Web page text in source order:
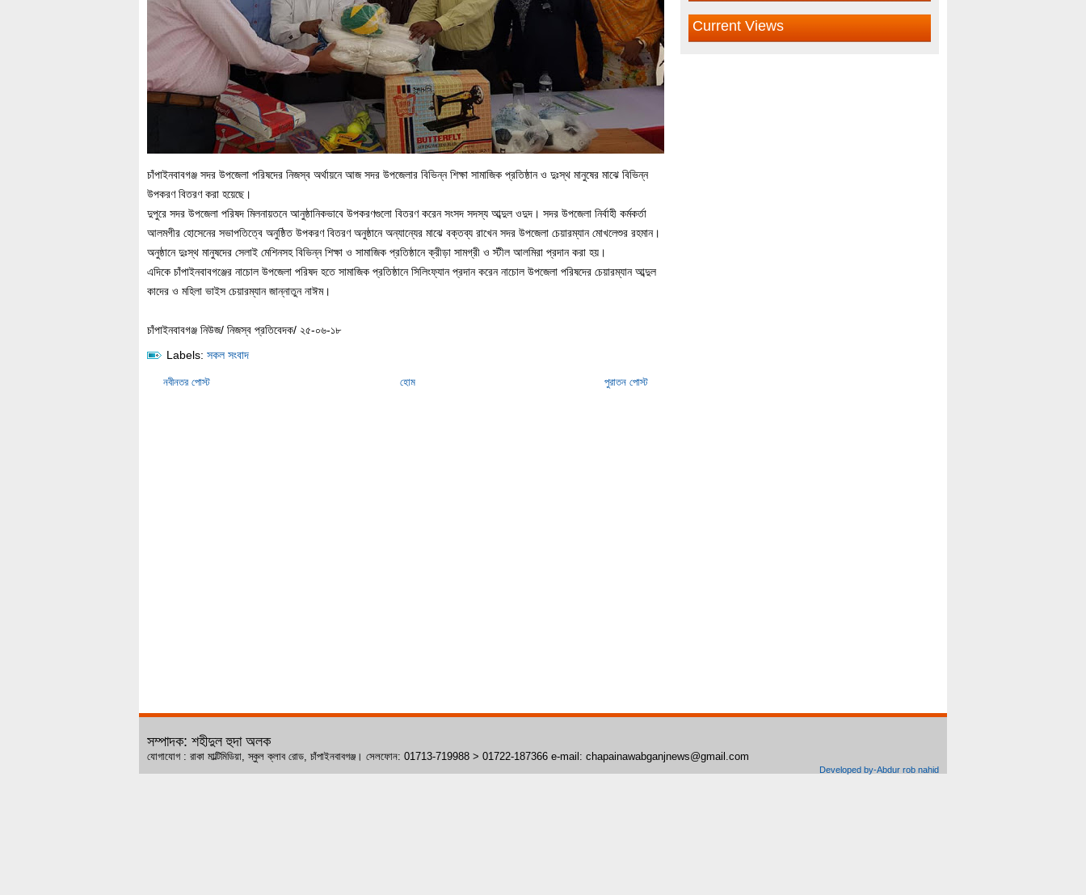
চাঁপাইনবাবগঞ্জ সদর উপজেলা পরিষদের নিজস্ব অর্থায়নে আজ সদর উপজেলার বিভিন্ন শিক্ষা সামাজিক প্রতিষ্ঠান ও দুঃস্থ মানুষের মাঝে বিভিন্ন
উপকরণ বিতরণ করা হয়েছে।
দুপুরে সদর উপজেলা পরিষদ মিলনায়তনে আনুষ্ঠানিকভাবে উপকরণগুলো বিতরণ করেন সংসদ সদস্য আব্দুল ওদুদ। সদর উপজেলা নির্বাহী কর্মকর্তা
আলমগীর হোসেনের সভাপতিত্বে অনুষ্ঠিত উপকরণ বিতরণ অনুষ্ঠানে অন্যান্যের মাঝে বক্তব্য রাখেন সদর উপজেলা চেয়ারম্যান মোখলেশুর রহমান।
অনুষ্ঠানে দুঃস্থ মানুষদের সেলাই মেশিনসহ বিভিন্ন শিক্ষা ও সামাজিক প্রতিষ্ঠানে ক্রীড়া সামগ্রী ও স্টীল আলমিরা প্রদান করা হয়।
এদিকে চাঁপাইনবাবগঞ্জের নাচোল উপজেলা পরিষদ হতে সামাজিক প্রতিষ্ঠানে সিলিংফ্যান প্রদান করেন নাচোল উপজেলা পরিষদের চেয়ারম্যান আব্দুল
কাদের ও মহিলা ভাইস চেয়ারম্যান জান্নাতুন নাঈম।
চাঁপাইনবাবগঞ্জ নিউজ/ নিজস্ব প্রতিবেদক/ ২৫-০৬-১৮
Labels: সকল সংবাদ
নবীনতর পোস্ট পুরাতন পোস্ট
হোম
Current Views
সম্পাদক: শহীদুল হুদা অলক
যোগাযোগ : রাকা মাল্টিমিডিয়া, স্কুল ক্লাব রোড, চাঁপাইনবাবগঞ্জ। সেলফোন: 01713-719988 > 01722-187366 e-mail: chapainawabganjnews@gmail.com
Developed by-Abdur rob nahid